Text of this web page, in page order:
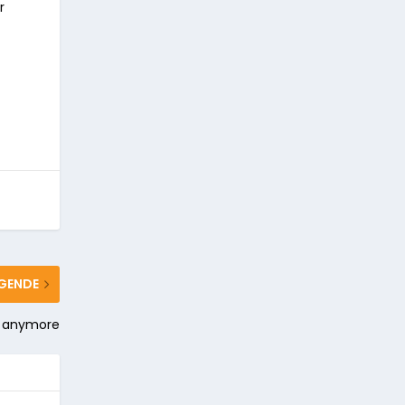
anymore